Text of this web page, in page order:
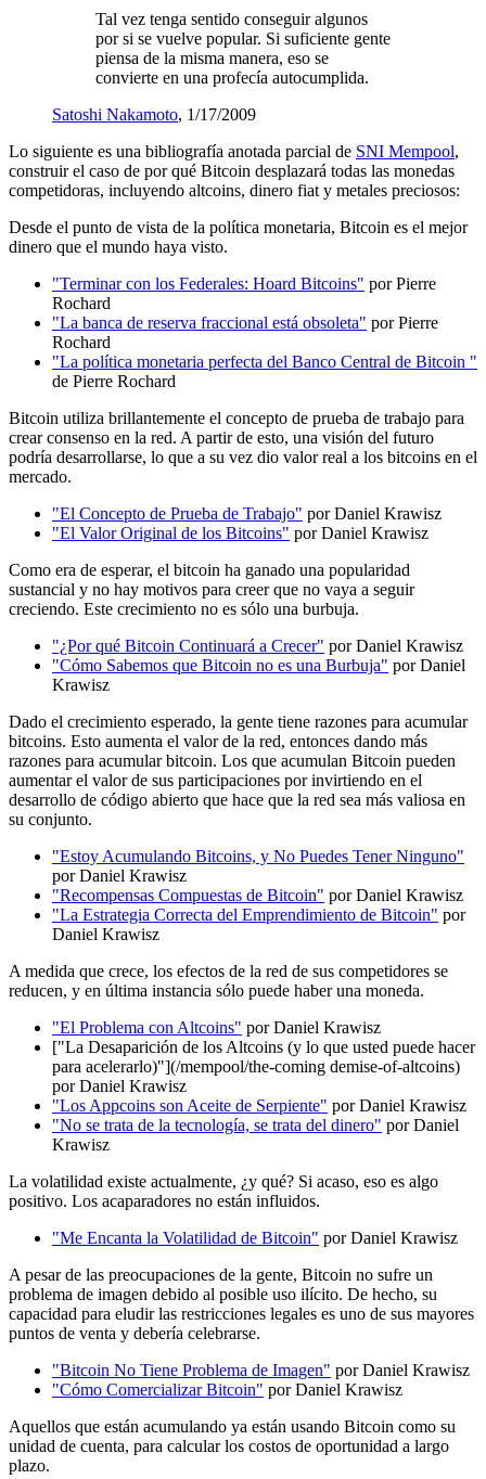
Tal vez tenga sentido conseguir algunos
por si se vuelve popular. Si suficiente gente
piensa de la misma manera, eso se
convierte en una profecía autocumplida.
Satoshi Nakamoto, 1/17/2009
Lo siguiente es una bibliografía anotada parcial de SNI Mempool,
construir el caso de por qué Bitcoin desplazará todas las monedas
competidoras, incluyendo altcoins, dinero fiat y metales preciosos:
Desde el punto de vista de la política monetaria, Bitcoin es el mejor
dinero que el mundo haya visto.
"Terminar con los Federales: Hoard Bitcoins" por Pierre
Rochard
"La banca de reserva fraccional está obsoleta" por Pierre
Rochard
"La política monetaria perfecta del Banco Central de Bitcoin "
de Pierre Rochard
Bitcoin utiliza brillantemente el concepto de prueba de trabajo para
crear consenso en la red. A partir de esto, una visión del futuro
podría desarrollarse, lo que a su vez dio valor real a los bitcoins en el
mercado.
"El Concepto de Prueba de Trabajo" por Daniel Krawisz
"El Valor Original de los Bitcoins" por Daniel Krawisz
Como era de esperar, el bitcoin ha ganado una popularidad
sustancial y no hay motivos para creer que no vaya a seguir
creciendo. Este crecimiento no es sólo una burbuja.
"¿Por qué Bitcoin Continuará a Crecer" por Daniel Krawisz
"Cómo Sabemos que Bitcoin no es una Burbuja" por Daniel
Krawisz
Dado el crecimiento esperado, la gente tiene razones para acumular
bitcoins. Esto aumenta el valor de la red, entonces dando más
razones para acumular bitcoin. Los que acumulan Bitcoin pueden
aumentar el valor de sus participaciones por invirtiendo en el
desarrollo de código abierto que hace que la red sea más valiosa en
su conjunto.
"Estoy Acumulando Bitcoins, y No Puedes Tener Ninguno"
por Daniel Krawisz
"Recompensas Compuestas de Bitcoin" por Daniel Krawisz
"La Estrategia Correcta del Emprendimiento de Bitcoin" por
Daniel Krawisz
A medida que crece, los efectos de la red de sus competidores se
reducen, y en última instancia sólo puede haber una moneda.
"El Problema con Altcoins" por Daniel Krawisz
["La Desaparición de los Altcoins (y lo que usted puede hacer
para acelerarlo)"](/mempool/the-coming demise-of-altcoins)
por Daniel Krawisz
"Los Appcoins son Aceite de Serpiente" por Daniel Krawisz
"No se trata de la tecnología, se trata del dinero" por Daniel
Krawisz
La volatilidad existe actualmente, ¿y qué? Si acaso, eso es algo
positivo. Los acaparadores no están influidos.
"Me Encanta la Volatilidad de Bitcoin" por Daniel Krawisz
A pesar de las preocupaciones de la gente, Bitcoin no sufre un
problema de imagen debido al posible uso ilícito. De hecho, su
capacidad para eludir las restricciones legales es uno de sus mayores
puntos de venta y debería celebrarse.
"Bitcoin No Tiene Problema de Imagen" por Daniel Krawisz
"Cómo Comercializar Bitcoin" por Daniel Krawisz
Aquellos que están acumulando ya están usando Bitcoin como su
unidad de cuenta, para calcular los costos de oportunidad a largo
plazo.